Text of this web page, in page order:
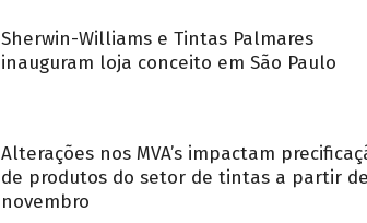
Sherwin-Williams e Tintas Palmares
inauguram loja conceito em São Paulo
Alterações nos MVA’s impactam
de produtos do setor de tintas a partir de
novembro